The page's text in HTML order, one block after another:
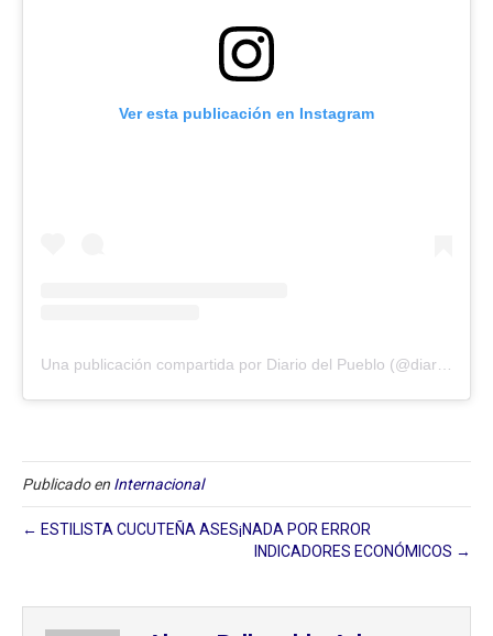
Ver esta publicación en Instagram
Publicado en Internacional
← ESTILISTA CUCUTEÑA ASES¡NADA POR ERROR
INDICADORES ECONÓMICOS →